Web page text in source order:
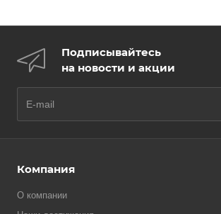
Подписывайтесь
на новости и акции
Компания
О компании